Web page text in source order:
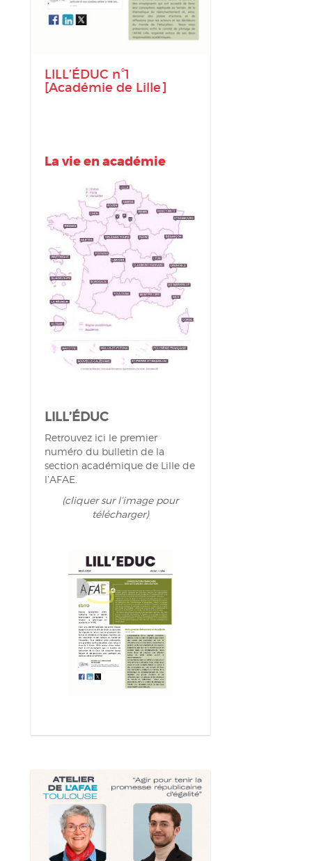
LILL’ÉDUC n°1
[Académie de Lille]
La vie en académie
LILL’ÉDUC
Retrouvez ici le premier
numéro du bulletin de la
section académique de Lille de
l’AFAE.
(cliquer sur l’image pour
télécharger)